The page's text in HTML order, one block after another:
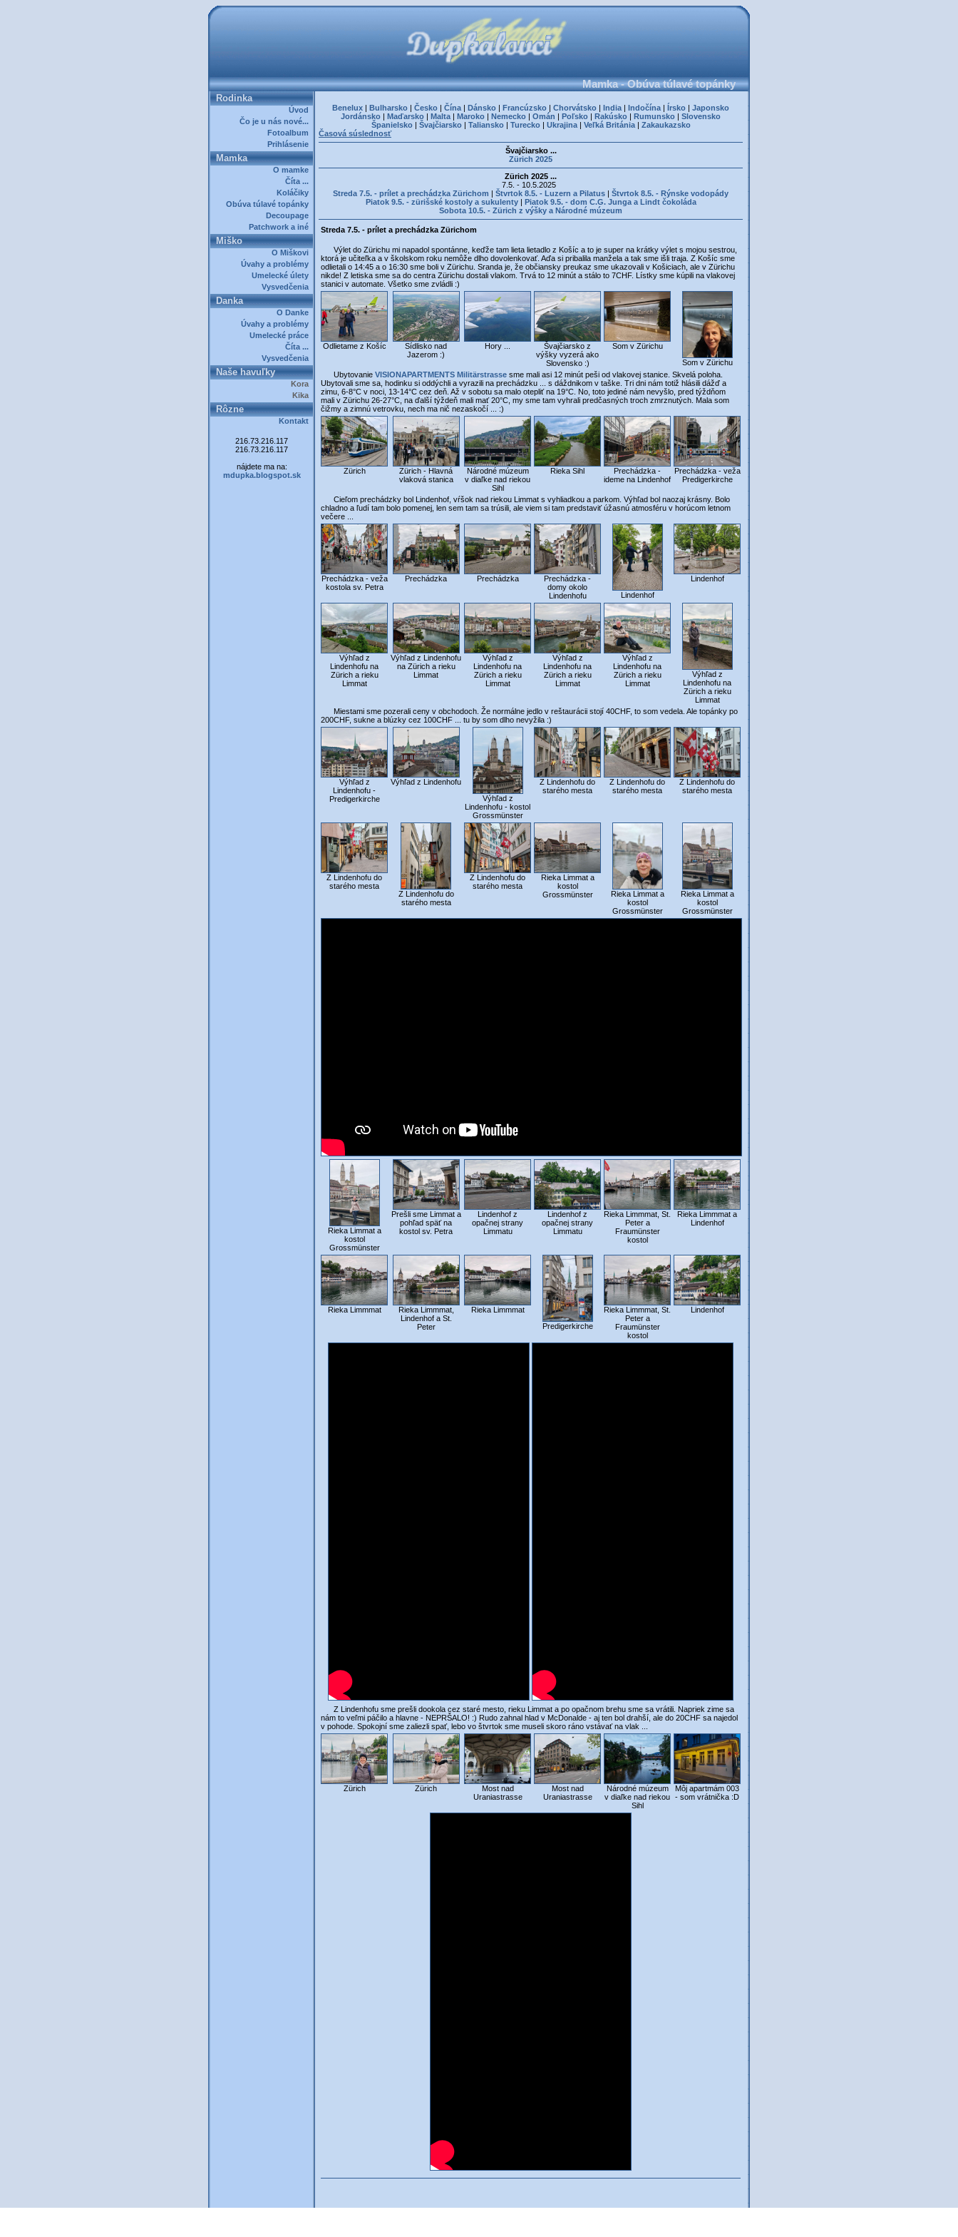
Mamka - Obúva túlavé topánky
Rodinka
Úvod
Čo je u nás nové...
Fotoalbum
Prihlásenie
Mamka
O mamke
Číta ...
Koláčiky
Obúva túlavé topánky
Decoupage
Patchwork a iné
Miško
O Miškovi
Úvahy a problémy
Umelecké úlety
Vysvedčenia
Danka
O Danke
Úvahy a problémy
Umelecké práce
Číta ...
Vysvedčenia
Naše havuľky
Kora
Kika
Rôzne
Kontakt
216.73.216.117
216.73.216.117
nájdete ma na:
mdupka.blogspot.sk
Benelux | Bulharsko | Česko | Čína | Dánsko | Francúzsko | Chorvátsko | India | Indočína | Írsko | Japonsko
Jordánsko | Maďarsko | Malta | Maroko | Nemecko | Omán | Poľsko | Rakúsko | Rumunsko | Slovensko
Španielsko| Švajčiarsko| Taliansko| Turecko| Ukrajina| Veľká Británia| Zakaukazsko
Časová súslednosť
Švajčiarsko ...
Zürich 2025
Zürich 2025 ...
7.5. - 10.5.2025
Streda 7.5. - prílet a prechádzka Zürichom | Štvrtok 8.5. - Luzern a Pilatus | Štvrtok 8.5. - Rýnske vodopády
Piatok 9.5. - zürišské kostoly a sukulenty| Piatok 9.5. - dom C.G. Junga a Lindt čokoláda
Sobota 10.5. - Zürich z výšky a Národné múzeum
Streda 7.5. - prílet a prechádzka Zürichom
Výlet do Zürichu mi napadol spontánne, keďže tam lieta lietadlo z Košíc a to je super na krátky výlet s mojou sestrou,
ktorá je učiteľka a v školskom roku nemôže dlho dovolenkovať. Aďa si pribalila manžela a tak sme išli traja. Z Košíc sme
odlietali o 14:45 a o 16:30 sme boli v Zürichu. Sranda je, že občiansky preukaz sme ukazovali v Košiciach, ale v Zürichu
nikde! Z letiska sme sa do centra Zürichu dostali vlakom. Trvá to 12 minút a stálo to 7CHF. Lístky sme kúpili na vlakovej
stanici v automate. Všetko sme zvládli :)
Odlietame z Košíc
Sídlisko nad
Jazerom :)
Hory ...
Švajčiarsko z
výšky vyzerá ako
Slovensko :)
Som v Zürichu
Som v Zürichu
Ubytovanie VISIONAPARTMENTS Militärstrasse sme mali asi 12 minút peši od vlakovej stanice. Skvelá poloha.
Ubytovali sme sa, hodinku si oddýchli a vyrazili na prechádzku ... s dáždnikom v taške. Tri dni nám totiž hlásili dážď a
zimu, 6-8°C v noci, 13-14°C cez deň. Až v sobotu sa malo otepliť na 19°C. No, toto jediné nám nevyšlo, pred týždňom
mali v Zürichu 26-27°C, na ďalší týždeň mali mať 20°C, my sme tam vyhrali predčasných troch zmrznutých. Mala som
čižmy a zimnú vetrovku, nech ma nič nezaskočí ... :)
Zürich
Zürich - Hlavná
vlaková stanica
Národné múzeum
v diaľke nad riekou
Sihl
Rieka Sihl
Prechádzka -
ideme na Lindenhof
Prechádzka - veža
Predigerkirche
Cieľom prechádzky bol Lindenhof, vŕšok nad riekou Limmat s vyhliadkou a parkom. Výhľad bol naozaj krásny. Bolo
chladno a ľudí tam bolo pomenej, len sem tam sa trúsili, ale viem si tam predstaviť úžasnú atmosféru v horúcom letnom
večere ...
Prechádzka - veža
kostola sv. Petra
Prechádzka Prechádzka
Prechádzka -
domy okolo
Lindenhofu
Lindenhof
Lindenhof
Výhľad z
Lindenhofu na
Zürich a rieku
Limmat
Výhľad z Lindenhofu
na Zürich a rieku
Limmat
Výhľad z
Lindenhofu na
Zürich a rieku
Limmat
Výhľad z
Lindenhofu na
Zürich a rieku
Limmat
Výhľad z
Lindenhofu na
Zürich a rieku
Limmat
Výhľad z
Lindenhofu na
Zürich a rieku
Limmat
Miestami sme pozerali ceny v obchodoch. Že normálne jedlo v reštaurácii stojí 40CHF, to som vedela. Ale topánky po
200CHF, sukne a blúzky cez 100CHF ... tu by som dlho nevyžila :)
Výhľad z
Lindenhofu -
Predigerkirche
Výhľad z Lindenhofu
Výhľad z
Lindenhofu - kostol
Grossmünster
Z Lindenhofu do
starého mesta
Z Lindenhofu do
starého mesta
Z Lindenhofu do
starého mesta
Z Lindenhofu do
starého mesta
Z Lindenhofu do
starého mesta
Z Lindenhofu do
starého mesta
Rieka Limmat a
kostol
Grossmünster
Rieka Limmat a
kostol
Grossmünster
Rieka Limmat a
kostol
Grossmünster
Rieka Limmat a
kostol
Grossmünster
Prešli sme Limmat a
pohľad späť na
kostol sv. Petra
Lindenhof z
opačnej strany
Limmatu
Lindenhof z
opačnej strany
Limmatu
Rieka Limmmat, St.
Peter a
Fraumünster
kostol
Rieka Limmmat a
Lindenhof
Rieka Limmmat
Rieka Limmmat,
Lindenhof a St.
Peter
Rieka Limmmat
Predigerkirche
Rieka Limmmat, St.
Peter a
Fraumünster
kostol
Lindenhof
Z Lindenhofu sme prešli dookola cez staré mesto, rieku Limmat a po opačnom brehu sme sa vrátili. Napriek zime sa
nám to veľmi páčilo a hlavne - NEPRŠALO! :) Rudo zahnal hlad v McDonalde - aj ten bol drahší, ale do 20CHF sa najedol
v pohode. Spokojní sme zaliezli spať, lebo vo štvrtok sme museli skoro ráno vstávať na vlak ...
Zürich Zürich
Most nad
Uraniastrasse
Most nad
Uraniastrasse
Národné múzeum
v diaľke nad riekou
Sihl
Môj apartmám 003
- som vrátnička :D